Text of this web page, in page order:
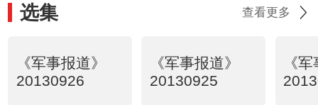
选集 查看更多
《军事报道》
20130926
《军事报道》
20130925
《